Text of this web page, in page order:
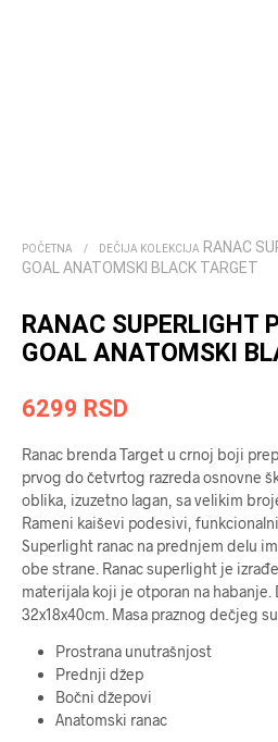
POČETNA / DEČIJA KOLEKCIJA RANAC
GOAL ANATOMSKI BLACK TARGET
RANAC SUPERLIGHT
GOAL ANATOMSKI
6299 RSD
Ranac brenda Target u crnoj boji
prvog do četvrtog razreda osnovne
oblika, izuzetno lagan, sa velikim
Rameni kaiševi podesivi,
Superlight ranac na prednjem delu
obe strane. Ranac superlight je
materijala koji je otporan na habanje.
32x18x40cm. Masa praznog dečjeg
Prostrana unutrašnjost
Prednji džep
Bočni džepovi
Anatomski ranac